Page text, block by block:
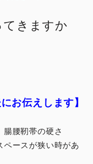
てきますか
お伝えします】
腸腰靭帯の硬さ
ペースが狭い時があ